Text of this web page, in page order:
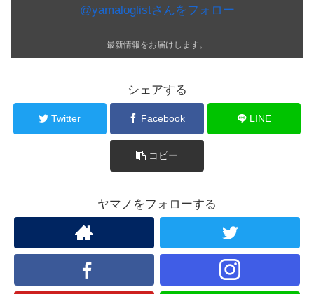
@yamaloglistさんをフォロー
最新情報をお届けします。
シェアする
Twitter Facebook LINE
コピー
ヤマノをフォローする